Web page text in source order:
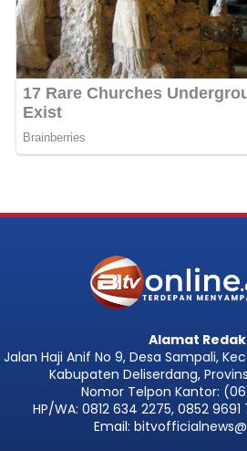
Alamat
Jalan Haji Anif No 9, Desa Sampali,
Kabupaten Deliserdang,
Nomor Telpon Kantor:
HP/WA: 0812 634 2275, 0852 9691
Email: